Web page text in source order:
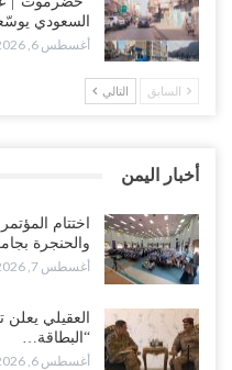
بتعقيد المشهد في المهرة..!
أغسطس 6, 2026
“حضرموت“| في تصعيد غير
للسعودية بشأن النفط..!
أغسطس 6, 2026
الرئاسي مرحلة التفكك
أغسطس 5, 2026
السعودي
أغسطس 6, 2026
السابق التالي
أخبار اليمن
اختتام
والحنجرة
أغسطس 7, 2026
العقيلي
“البطاقة…
أغسطس 6, 2026